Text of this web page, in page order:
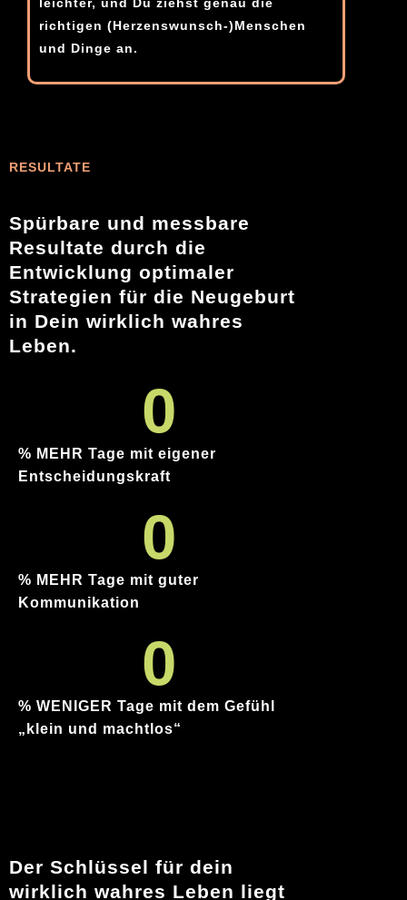
leichter, und Du ziehst genau die
richtigen (Herzenswunsch-)Menschen
und Dinge an.
RESULTATE
Spürbare und messbare
Resultate durch die
Entwicklung optimaler
Strategien für die Neugeburt
in Dein wirklich wahres
Leben.
% MEHR Tage mit eigener
Entscheidungskraft
0
% MEHR Tage mit guter
Kommunikation
0
% WENIGER Tage mit dem Gefühl
„klein und machtlos“
0
Der Schlüssel für dein
wirklich wahres Leben liegt